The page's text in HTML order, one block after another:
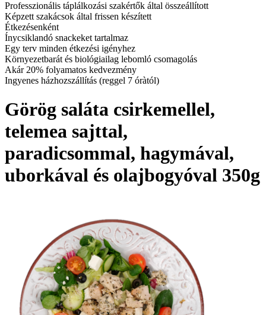
Professzionális táplálkozási szakértők által összeállított
Képzett szakácsok által frissen készített
Étkezésenként
Ínycsiklandó snackeket tartalmaz
Egy terv minden étkezési igényhez
Környezetbarát és biológiailag lebomló csomagolás
Akár 20% folyamatos kedvezmény
Ingyenes házhozszállítás (reggel 7 óràtól)
Görög saláta csirkemellel,
telemea sajttal,
paradicsommal, hagymával,
uborkával és olajbogyóval 350g